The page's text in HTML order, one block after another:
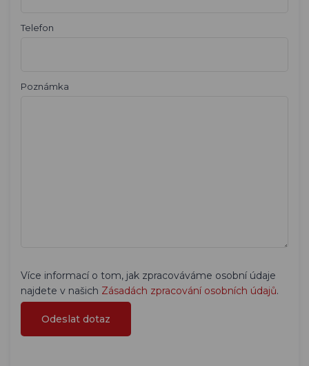
Telefon
Poznámka
Více informací o tom, jak zpracováváme osobní údaje
najdete v našich Zásadách zpracování osobních údajů.